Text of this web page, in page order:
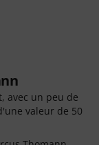
avec un peu de
valeur de 50